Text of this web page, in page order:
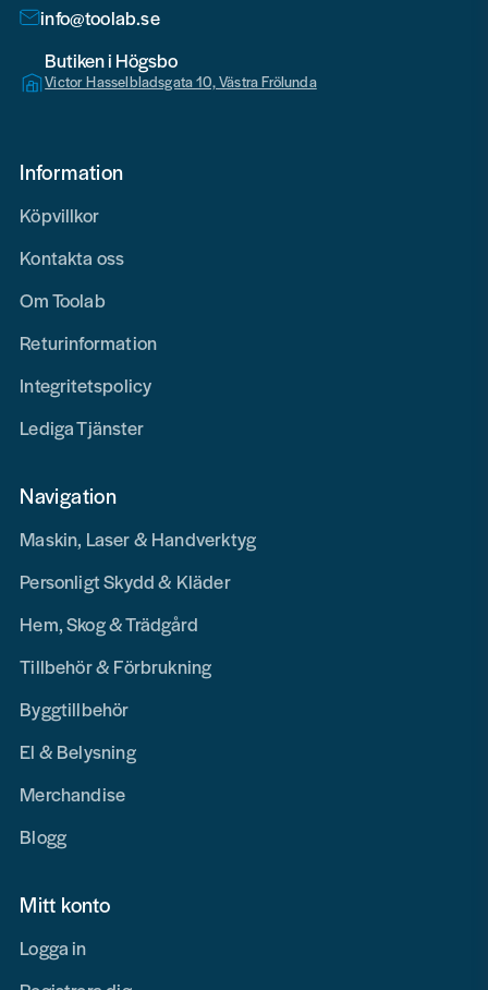
info@toolab.se
Butiken i Högsbo
Victor Hasselbladsgata 10, Västra Frölunda
Information
Köpvillkor
Kontakta oss
Om Toolab
Returinformation
Integritetspolicy
Lediga Tjänster
Navigation
Maskin, Laser & Handverktyg
Personligt Skydd & Kläder
Hem, Skog & Trädgård
Tillbehör & Förbrukning
Byggtillbehör
El & Belysning
Merchandise
Blogg
Mitt konto
Logga in